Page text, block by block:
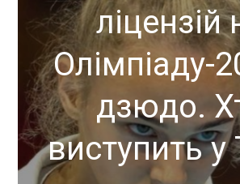
ліцензій
Олімпіаду-
дзюдо.
виступить у